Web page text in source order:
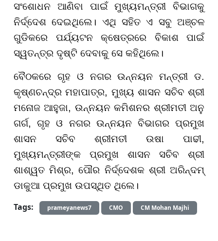
ସଂଶୋଧନ ଆଣିବା ପାଇଁ ମୁଖ୍ୟମନ୍ତ୍ରୀ ବିଭାଗକୁ
ନିର୍ଦ୍ଦେଶ ଦେଇଥିଲେ। ଏଥି ସହିତ ଏ ସବୁ ଅଞ୍ଚଳ
ଗୁଡିକରେ ପର୍ଯ୍ୟଟନ କ୍ଷେତ୍ରରେ ବିକାଶ ପାଇଁ
ସ୍ୱତନ୍ତ୍ର ଦୃଷ୍ଟି ଦେବାକୁ ସେ କହିଥିଲେ।
ବୈଠକରେ ଗୃହ ଓ ନଗର ଉନ୍ନୟନ ମନ୍ତ୍ରୀ ଡ.
କୃଷ୍ଣଚନ୍ଦ୍ର ମହାପାତ୍ର, ମୁଖ୍ୟ ଶାସନ ସଚିବ ଶ୍ରୀ
ମନୋଜ ଆହୁଜା, ଉନ୍ନୟନ କମିଶନର ଶ୍ରୀମତୀ ଅନୁ
ଗର୍ଗ, ଗୃହ ଓ ନଗର ଉନ୍ନୟନ ବିଭାଗର ପ୍ରମୁଖ
ଶାସନ ସଚିବ ଶ୍ରୀମତୀ ଉଷା ପାଢୀ,
ମୁଖ୍ୟମନ୍ତ୍ରୀଙ୍କ ପ୍ରମୁଖ ଶାସନ ସଚିବ ଶ୍ରୀ
ଶାଶ୍ୱତ ମିଶ୍ର, ପୌର ନିର୍ଦ୍ଦେଶକ ଶ୍ରୀ ଅରିନ୍ଦମ୍
ଡାକୁଆ ପ୍ରମୁଖ ଉପସ୍ଥିତ ଥିଲେ।
Tags:
prameyanews7 CMO CM Mohan Majhi